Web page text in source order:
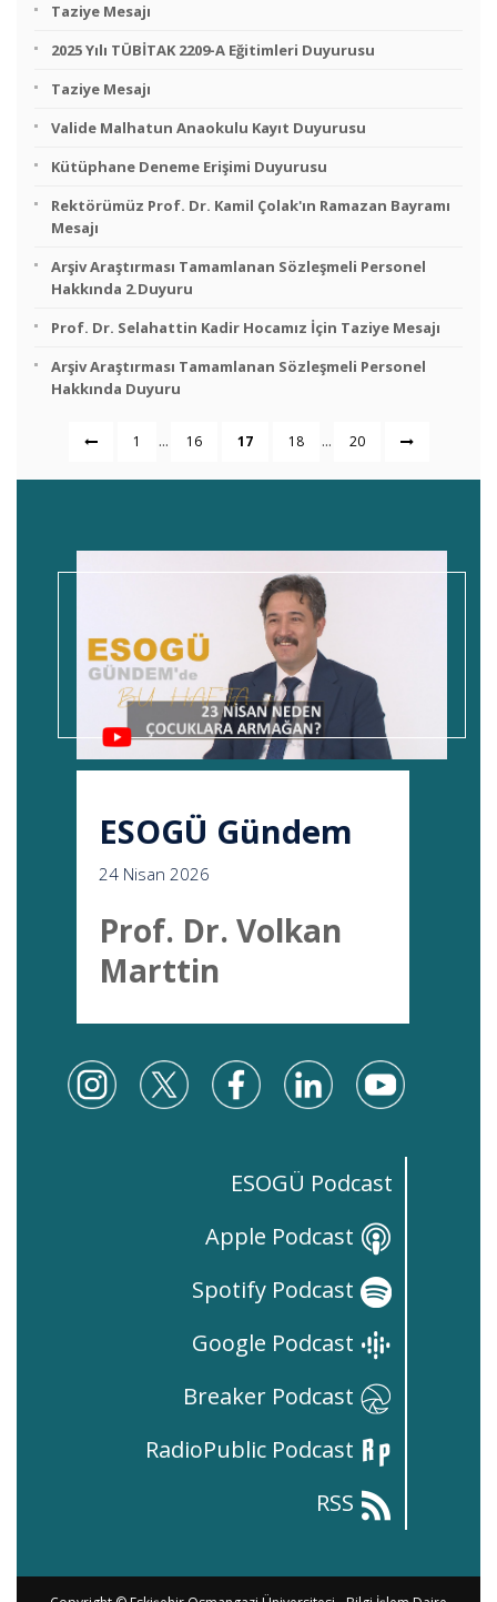
Taziye Mesajı
2025 Yılı TÜBİTAK 2209-A Eğitimleri Duyurusu
Taziye Mesajı
Valide Malhatun Anaokulu Kayıt Duyurusu
Kütüphane Deneme Erişimi Duyurusu
Rektörümüz Prof. Dr. Kamil Çolak'ın Ramazan Bayramı
Mesajı
Arşiv Araştırması Tamamlanan Sözleşmeli Personel
Hakkında 2.Duyuru
Prof. Dr. Selahattin Kadir Hocamız İçin Taziye Mesajı
Arşiv Araştırması Tamamlanan Sözleşmeli Personel
Hakkında Duyuru
1 ... 16 17 18 ... 20
ESOGÜ Gündem
24 Nisan 2026
Prof. Dr. Volkan
Marttin
ESOGÜ Podcast
Apple Podcast
Spotify Podcast
Google Podcast
Breaker Podcast
RadioPublic Podcast
RSS